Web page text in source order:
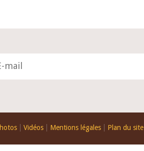
Vidéos Mentions légales Plan du site